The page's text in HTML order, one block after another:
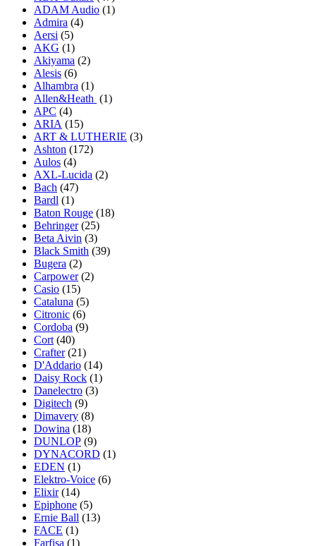
ADAM Audio (1)
Admira (4)
Aersi (5)
AKG (1)
Akiyama (2)
Alesis (6)
Alhambra (1)
Allen&Heath (1)
APC (4)
ARIA (15)
ART & LUTHERIE (3)
Ashton (172)
Aulos (4)
AXL-Lucida (2)
Bach (47)
Bardl (1)
Baton Rouge (18)
Behringer(25)
Beta Aivin (3)
Black Smith (39)
Bugera (2)
Carpower(2)
Casio (15)
Cataluna (5)
Citronic (6)
Cordoba (9)
Cort (40)
Crafter(21)
D'Addario (14)
Daisy Rock (1)
Danelectro (3)
Digitech (9)
Dimavery (8)
Dowina (18)
DUNLOP (9)
DYNACORD (1)
EDEN (1)
Elektro-Voice (6)
Elixir(14)
Epiphone (5)
Ernie Ball (13)
FACE (1)
Farfisa (1)